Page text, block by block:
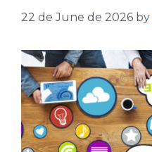
22 de June de 2026 by